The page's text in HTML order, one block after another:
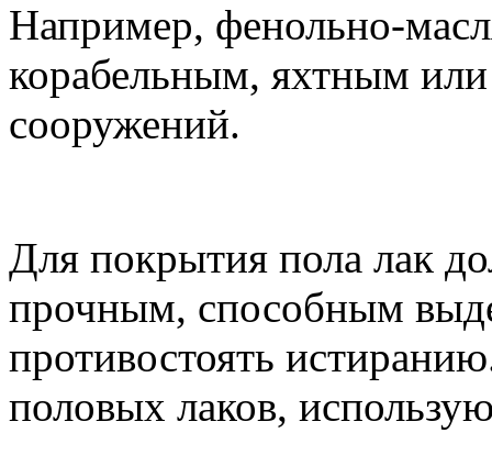
Например, фенольно-
корабельным, яхтным
сооружений.
Для покрытия пола лак
прочным, способным
противостоять
половых лаков,